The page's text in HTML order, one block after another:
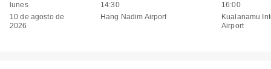
lunes
10 de agosto de
2026
14:30
Hang Nadim Airport
16:00
Kualanamu
Airport